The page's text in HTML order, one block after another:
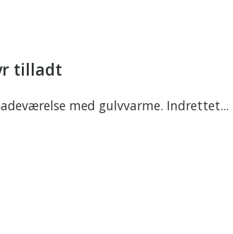
tilladt
med gulvvarme. Indrettet...